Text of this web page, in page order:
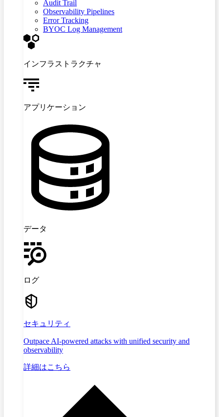
Audit Trail
Observability Pipelines
Error Tracking
BYOC Log Management
インフラストラクチャ
アプリケーション
データ
ログ
セキュリティ
Outpace AI-powered attacks with unified security and
observability
詳細はこちら